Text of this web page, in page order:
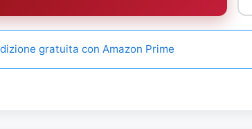
gratuita con Amazon Prime